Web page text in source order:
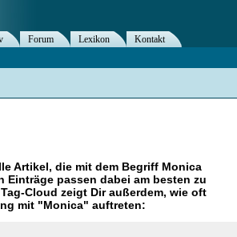
Artikel, die mit dem Begriff Monica
Einträge passen dabei am besten zu
Cloud zeigt Dir außerdem, wie oft
mit "Monica" auftreten:
Forum Lexikon
Kontakt